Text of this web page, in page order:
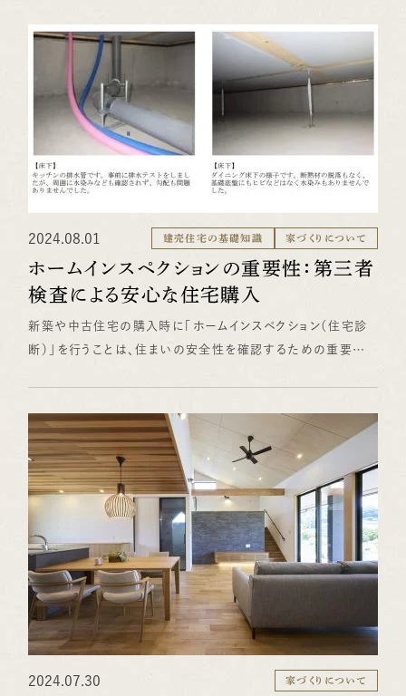
て頂けていると思います。 この日は５歳のご長男も幼稚園への
通園前に一緒に参加してくれて、 大きなクレーンが動いたり、
大工さんの手際の良い作業を見ながら、興奮気味で楽しんでく
れていました。 お施主様のこだわりが詰まった素敵な平屋住
宅が完成する予定です。 まずはお引渡しまで、しっかりとご対
応していきたいと思います！！ （後藤＠営業チーム）
2024.08.01 建売住宅の基礎知識 家づくりについて
ホームインスペクションの重要性：第三者
検査による安心な住宅購入
新築や中古住宅の購入時に「ホームインスペクション（住宅診
断）」を行うことは、住まいの安全性を確認するための重要なス
あるため、検査を歓迎しました。 ホームインスペクションとは？
ホームインスペクションとは、第三者の専門家が住宅の状態を
詳細にチェックするサービスです。検査内容には、外壁、内装、
床下、屋根裏、屋根上などの構造チェックが含まれます。1級建
築士が器具を使い、平衡や含水率などを測定し、約5時間にわ
たって徹底的に調査します。 ホームインスペクションの結果
今回のインスペクションの結果、大きな問題は一切見つかりま
せんでした。壁紙の継ぎ目やスイッチの傾きなど、わずかな修
正が必要な点がありましたが、これは迅速に対応可能です。検
査会社の方からは「非常に丁寧に工事されている」と高評価を
いただきました。 ホームインスペクションのメリット ホームイ
ンスペクションを通じて、購入者は住宅の状態を正確に把握で
2024.07.30 家づくりについて